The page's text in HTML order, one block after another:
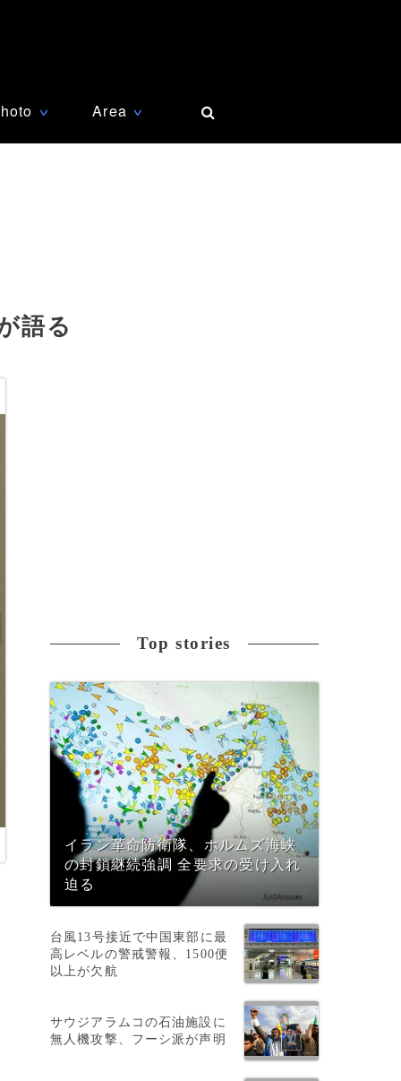
∨ Area ∨
語る
Top stories
イラン革命防衛隊、ホルムズ海峡
の封鎖継続強調 全要求の受け入れ
迫る
台風13号接近で中国東部に最
高レベルの警戒警報、1500便
以上が欠航
サウジアラムコの石油施設に
無人機攻撃、フーシ派が声明